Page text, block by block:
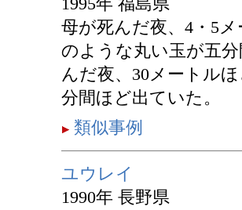
母が死んだ夜、4・5
のような丸い玉が五
んだ夜、30メートル
分間ほど出ていた。
類似事例
ユウレイ
1990年 長野県